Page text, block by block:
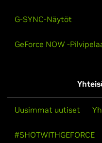
G-SYNC-Näytöt
GeForce NOW -
Uusimmat uutiset
#SHOTWITHGEFORCE